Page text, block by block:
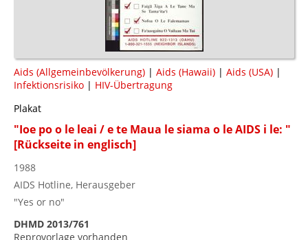
Aids (Allgemeinbevölkerung) | Aids (Hawaii) | Aids (USA) |
Infektionsrisiko | HIV-Übertragung
Plakat
"Ioe po o le leai / e te Maua le siama o le AIDS i le: "
[Rückseite in englisch]
1988
AIDS Hotline, Herausgeber
"Yes or no"
DHMD 2013/761
Reprovorlage vorhanden